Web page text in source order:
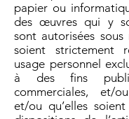
papier ou
des œuvres qui y
sont autorisées sous
soient strictement
usage personnel
à des fins
commerciales, et/
et/ou qu’elles